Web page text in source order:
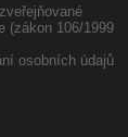
(zákon 106/1999
osobních údajů